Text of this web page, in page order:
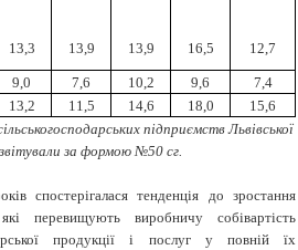
13,3 13,9 13,9 16,5 12,7
9,0 7,6 10,2 9,6
7,4
13,2 11,5 14,6 18,0
15,6
підприємств Львівської
за формою №50 сг.
спостерігалася тенденція до зростання
перевищують виробничу собівартість
продукції і послуг у повній їх